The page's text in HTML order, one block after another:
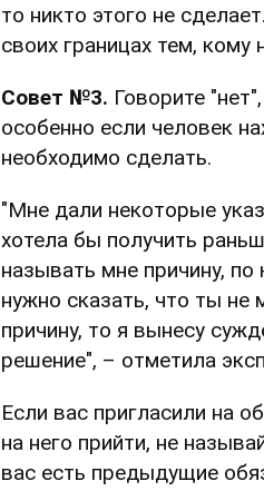
то никто этого не
своих границах тем, кому
Совет №3. Говорите
особенно если человек
необходимо сделать.
"Мне дали некоторые
хотела бы получить
называть мне причину,
нужно сказать, что ты
причину, то я вынесу
решение", – отметила
Если вас пригласили на
на него прийти, не
вас есть предыдущие